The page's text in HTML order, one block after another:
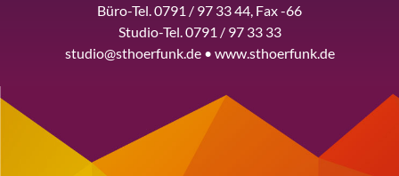
Büro-Tel. 0791 / 97 33 44, Fax -66
Studio-Tel. 0791 / 97 33 33
studio@sthoerfunk.de • www.sthoerfunk.de